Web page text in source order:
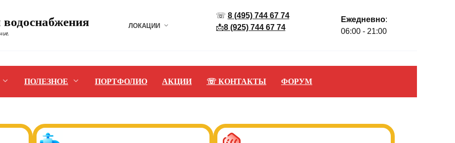
водоснабжения ЛОКАЦИИ
☏ 8 (495) 744 67 74
📩8 (925) 744 67 74
Ежедневно:
06:00 - 21:00
ПОЛЕЗНОЕ ПОРТФОЛИО АКЦИИ ☏ КОНТАКТЫ ФОРУМ